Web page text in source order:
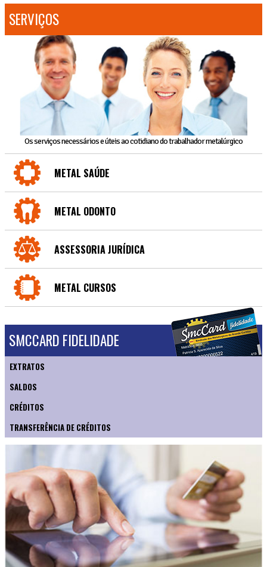
SERVIÇOS
Os serviços necessários e úteis ao cotidiano do trabalhador metalúrgico
METAL SAÚDE
METAL ODONTO
ASSESSORIA JURÍDICA
METAL CURSOS
SMCCARD FIDELIDADE
EXTRATOS
SALDOS
CRÉDITOS
TRANSFERÊNCIA DE CRÉDITOS